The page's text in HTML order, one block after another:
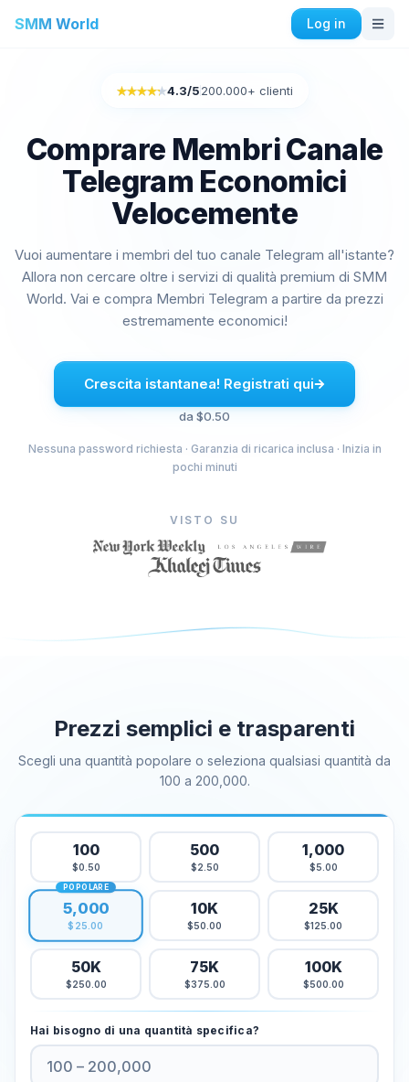
SMM World Log in
Comprare i Mi Piace automatici di Instagram
Comprare seguaci di Instagram
Comprare i Mi Piace di Instagram
Acquistare impressioni su Instagram
Acquistare visualizzazioni su Instagram
Acquistare le visualizzazioni in diretta di Instagram
Acquistare commenti su Instagram
Facebook Servizi
Acquistare Richieste di amicizia su Facebook
Acquistare membri del gruppo Facebook
Acquistare visualizzazioni di Facebook Livestream
Acquistare membri del gruppo Telegram
Acquistare visualizzazioni su Telegram
Comprare seguaci Tiktok
Acquista i Mi Piace di Tiktok
Acquista le visualizzazioni dal vivo di Tiktok
Acquista le visualizzazioni Tiktok
Twitter Servizi
Comprare seguaci Twitter
Acquista le impressioni di Twitter X
Comprare i Mi Piace di Twitter
Acquistare visualizzazioni su Twitter
Comprare visualizzazioni video su Twitter X
Rated 4.3 out of 5
4.3/5200.000+ clienti
Comprare Membri Canale
Telegram Economici
Velocemente
Vuoi aumentare i membri del tuo canale Telegram all'istante?
Allora non cercare oltre i servizi di qualità premium di SMM
World. Vai e compra Membri Telegram a partire da prezzi
estremamente economici!
Crescita istantanea! Registrati qui
da $0.50
Nessuna password richiesta · Garanzia di ricarica inclusa · Inizia in
pochi minuti
VISTO SU
Prezzi semplici e trasparenti
Scegli una quantità popolare o seleziona qualsiasi quantità da
100 a 200,000.
100
$0.50
500
$2.50
1,000
$5.00
POPOLARE
5,000
$25.00
10K
$50.00
25K
$125.00
50K
$250.00
75K
$375.00
100K
$500.00
Hai bisogno di una quantità specifica?